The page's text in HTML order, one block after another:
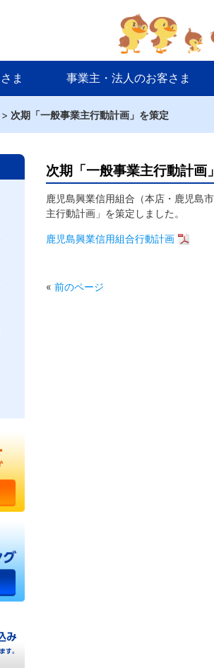
ま 事業主・法人のお客さま
> 次期「一般事業主行動計画」を策定
次期「一般事業主行動計画
鹿児島興業信用組合（本店・鹿児
主行動計画」を策定しました。
鹿児島興業信用組合行動計画
« 前のページ